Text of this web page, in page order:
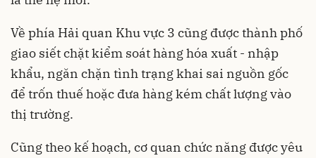
Về phía Hải quan Khu vực 3 cũng được thành phố
giao siết chặt kiểm soát hàng hóa xuất - nhập
khẩu, ngăn chặn tình trạng khai sai nguồn gốc
để trốn thuế hoặc đưa hàng kém chất lượng vào
thị trường.
Cũng theo kế hoạch, cơ quan chức năng được yêu